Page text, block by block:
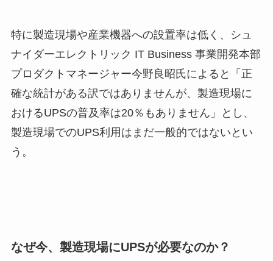
特に製造現場や産業機器への設置率は低く、シュ
ナイダーエレクトリック IT Business 事業開発本部
プロダクトマネージャー今野良昭氏によると「正
確な統計がある訳ではありませんが、製造現場に
おけるUPSの普及率は20％もありません」とし、
製造現場でのUPS利用はまだ一般的ではないとい
う。
なぜ今、製造現場にUPSが必要なのか？